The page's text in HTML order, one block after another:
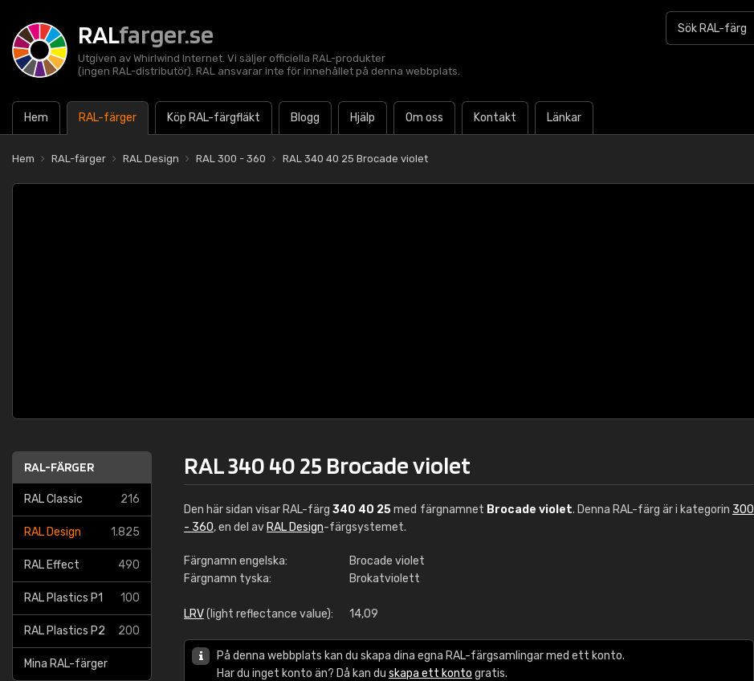
RALfarger.se
Utgiven av Whirlwind Internet. Vi säljer officiella RAL-produkter
(ingen RAL-distributör). RAL ansvarar inte för innehållet på denna webbplats.
Hem RAL-färger Köp RAL-färgfläkt Blogg Hjälp Om oss Kontakt Länkar
Hem RAL-färger RAL Design RAL 300 - 360 RAL 340 40 25 Brocade violet
RAL-FÄRGER
RAL Classic 216
RAL Design 1.825
RAL Effect 490
RAL Plastics P1 100
RAL Plastics P2 200
Mina RAL-färger
RAL 340 40 25 Brocade violet
Den här sidan visar RAL-färg340 40 25med färgnamnet Brocade violet. Denna RAL-färg är i kategorin 300
- 360, en del av RAL Design-färgsystemet.
Färgnamn engelska:
Brocade violet
Färgnamn tyska:
Brokatviolett
LRV(light reflectance value): 14,09
På denna webbplats kan du skapa dina egna RAL-färgsamlingar med ett konto.
Har du inget konto än? Då kan du skapa ett konto gratis.
RAL K7 vattenbaserad